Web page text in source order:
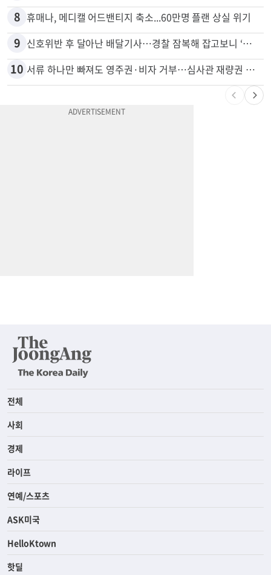
8 휴매나, 메디캘 어드밴티지 축소...60만명 플랜 상실 위기
9 신호위반 후 달아난 배달기사…경찰 잠복해 잡고보니 ‘반전’
10 서류 하나만 빠져도 영주권·비자 거부…심사관 재량권 대폭 확대
전체
사회
경제
라이프
연예/스포츠
ASK미국
HelloKtown
핫딜